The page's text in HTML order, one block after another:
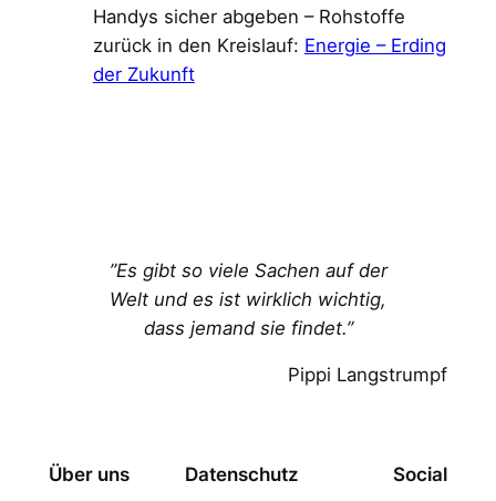
Handys sicher abgeben – Rohstoffe
zurück in den Kreislauf: Energie – Erding
der Zukunft
”Es gibt so viele Sachen auf der
Welt und es ist wirklich wichtig,
dass jemand sie findet.”
Pippi Langstrumpf
Über uns Datenschutz Social